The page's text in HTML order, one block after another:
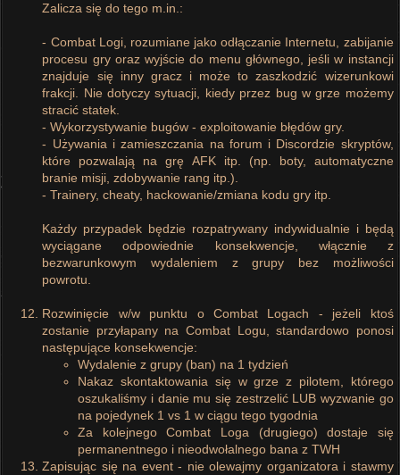
Zalicza się do tego m.in.:
- Combat Logi, rozumiane jako odłączanie Internetu, zabijanie
procesu gry oraz wyjście do menu głównego, jeśli w instancji
znajduje się inny gracz i może to zaszkodzić wizerunkowi
frakcji. Nie dotyczy sytuacji, kiedy przez bug w grze możemy
stracić statek.
- Wykorzystywanie bugów - exploitowanie błędów gry.
- Używania i zamieszczania na forum i Discordzie skryptów,
które pozwalają na grę AFK itp. (np. boty, automatyczne
branie misji, zdobywanie rang itp.).
- Trainery, cheaty, hackowanie/zmiana kodu gry itp.
Każdy przypadek będzie rozpatrywany indywidualnie i będą
wyciągane odpowiednie konsekwencje, włącznie z
bezwarunkowym wydaleniem z grupy bez możliwości
powrotu.
Rozwinięcie w/w punktu o Combat Logach - jeżeli ktoś
zostanie przyłapany na Combat Logu, standardowo ponosi
następujące konsekwencje:
Wydalenie z grupy (ban) na 1 tydzień
Nakaz skontaktowania się w grze z pilotem, którego
oszukaliśmy i danie mu się zestrzelić LUB wyzwanie go
na pojedynek 1 vs 1 w ciągu tego tygodnia
Za kolejnego Combat Loga (drugiego) dostaje się
permanentnego i nieodwołalnego bana z TWH
Zapisując się na event - nie olewajmy organizatora i stawmy